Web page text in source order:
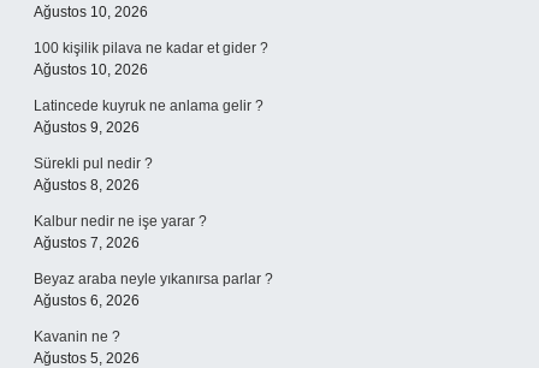
Ağustos 10, 2026
100 kişilik pilava ne kadar et gider ?
Ağustos 10, 2026
Latincede kuyruk ne anlama gelir ?
Ağustos 9, 2026
Sürekli pul nedir ?
Ağustos 8, 2026
Kalbur nedir ne işe yarar ?
Ağustos 7, 2026
Beyaz araba neyle yıkanırsa parlar ?
Ağustos 6, 2026
Kavanin ne ?
Ağustos 5, 2026